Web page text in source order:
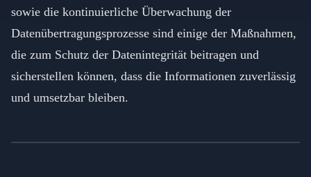
sowie die kontinuierliche Überwachung der
Datenübertragungsprozesse sind einige der Maßnahmen,
die zum Schutz der Datenintegrität beitragen und
sicherstellen können, dass die Informationen zuverlässig
und umsetzbar bleiben.